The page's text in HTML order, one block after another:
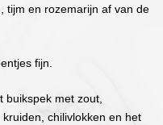
tijm en rozemarijn af van de
fijn.
buikspek met zout,
chilivlokken en het